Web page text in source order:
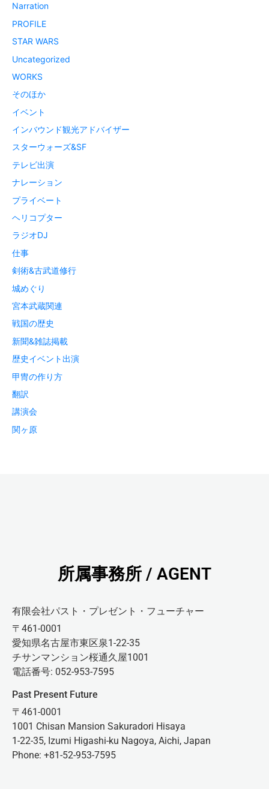
Narration
PROFILE
STAR WARS
Uncategorized
WORKS
そのほか
イベント
インバウンド観光アドバイザー
スターウォーズ&SF
テレビ出演
ナレーション
プライベート
ヘリコプター
ラジオDJ
仕事
剣術&古武道修行
城めぐり
宮本武蔵関連
戦国の歴史
新聞&雑誌掲載
歴史イベント出演
甲冑の作り方
翻訳
講演会
関ヶ原
所属事務所 / AGENT
有限会社パスト・プレゼント・フューチャー
〒461-0001
愛知県名古屋市東区泉1-22-35
チサンマンション桜通久屋1001
電話番号: 052-953-7595
Past Present Future
〒461-0001
1001 Chisan Mansion Sakuradori Hisaya
1-22-35, Izumi Higashi-ku Nagoya, Aichi, Japan
Phone: +81-52-953-7595